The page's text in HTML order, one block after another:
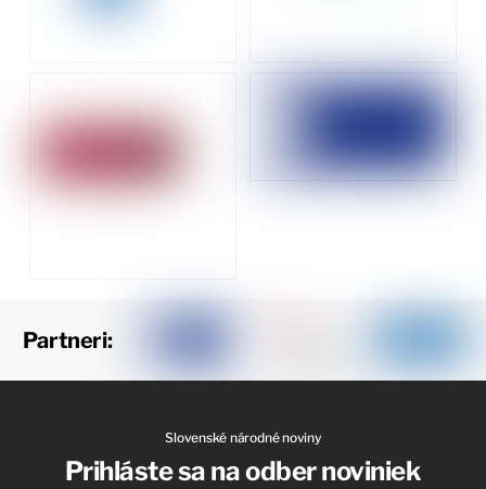
Partneri:
Slovenské národné noviny
Prihláste sa na odber noviniek